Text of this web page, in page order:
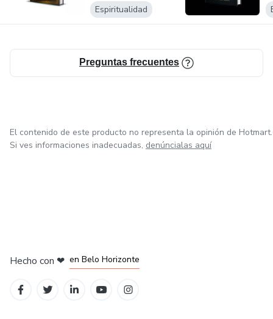
Espiritualidad
Preguntas frecuentes
El contenido de este producto no representa la opinión de Hotmart.
Si ves informaciones inadecuadas, denúncialas aquí
Hecho con ❤ en Belo Horizonte